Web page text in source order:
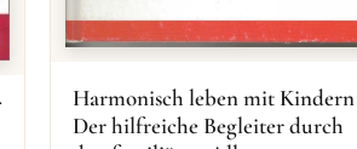
Harmonisch leben mit Kindern
Der hilfreiche Begleiter durch